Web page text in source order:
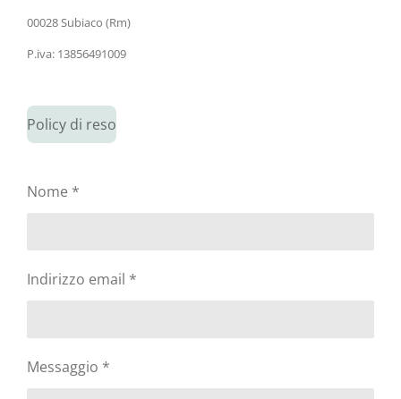
00028 Subiaco (Rm)
P.iva: 13856491009
Policy di reso
Nome *
Indirizzo email *
Messaggio *